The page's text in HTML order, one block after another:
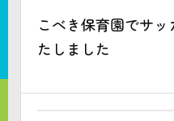
こべき保育園でサ
たしました